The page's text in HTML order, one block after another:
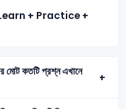
+ Practice +
মোট কতটি প্রশ্ন এখানে